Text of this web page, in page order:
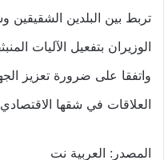
تربط بين البلدين
الوزيران بتفعيل الآليات
واتفقا على ضرورة تعزيز
العلاقات في شقها
المصدر: العربية نت